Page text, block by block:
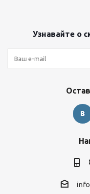
Узнавайте о